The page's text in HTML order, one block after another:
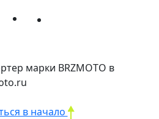
марки BRZMOTO в
в начало